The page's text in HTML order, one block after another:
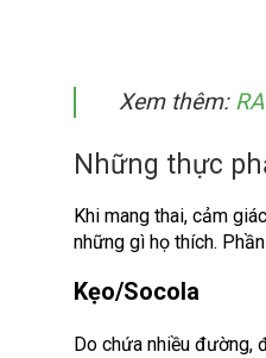
Xem thêm:
Những thực
Khi mang thai, cảm
những gì họ thích.
Kẹo/Socola
Do chứa nhiều đường,